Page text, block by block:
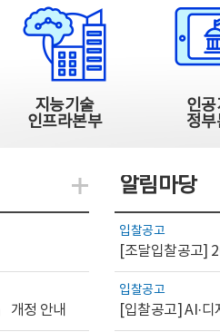
지능기술
인프라본부
인
정
개정 안내
지식관련 더보기
알림마당
입찰공고
입찰공고
[입찰공고] AI·